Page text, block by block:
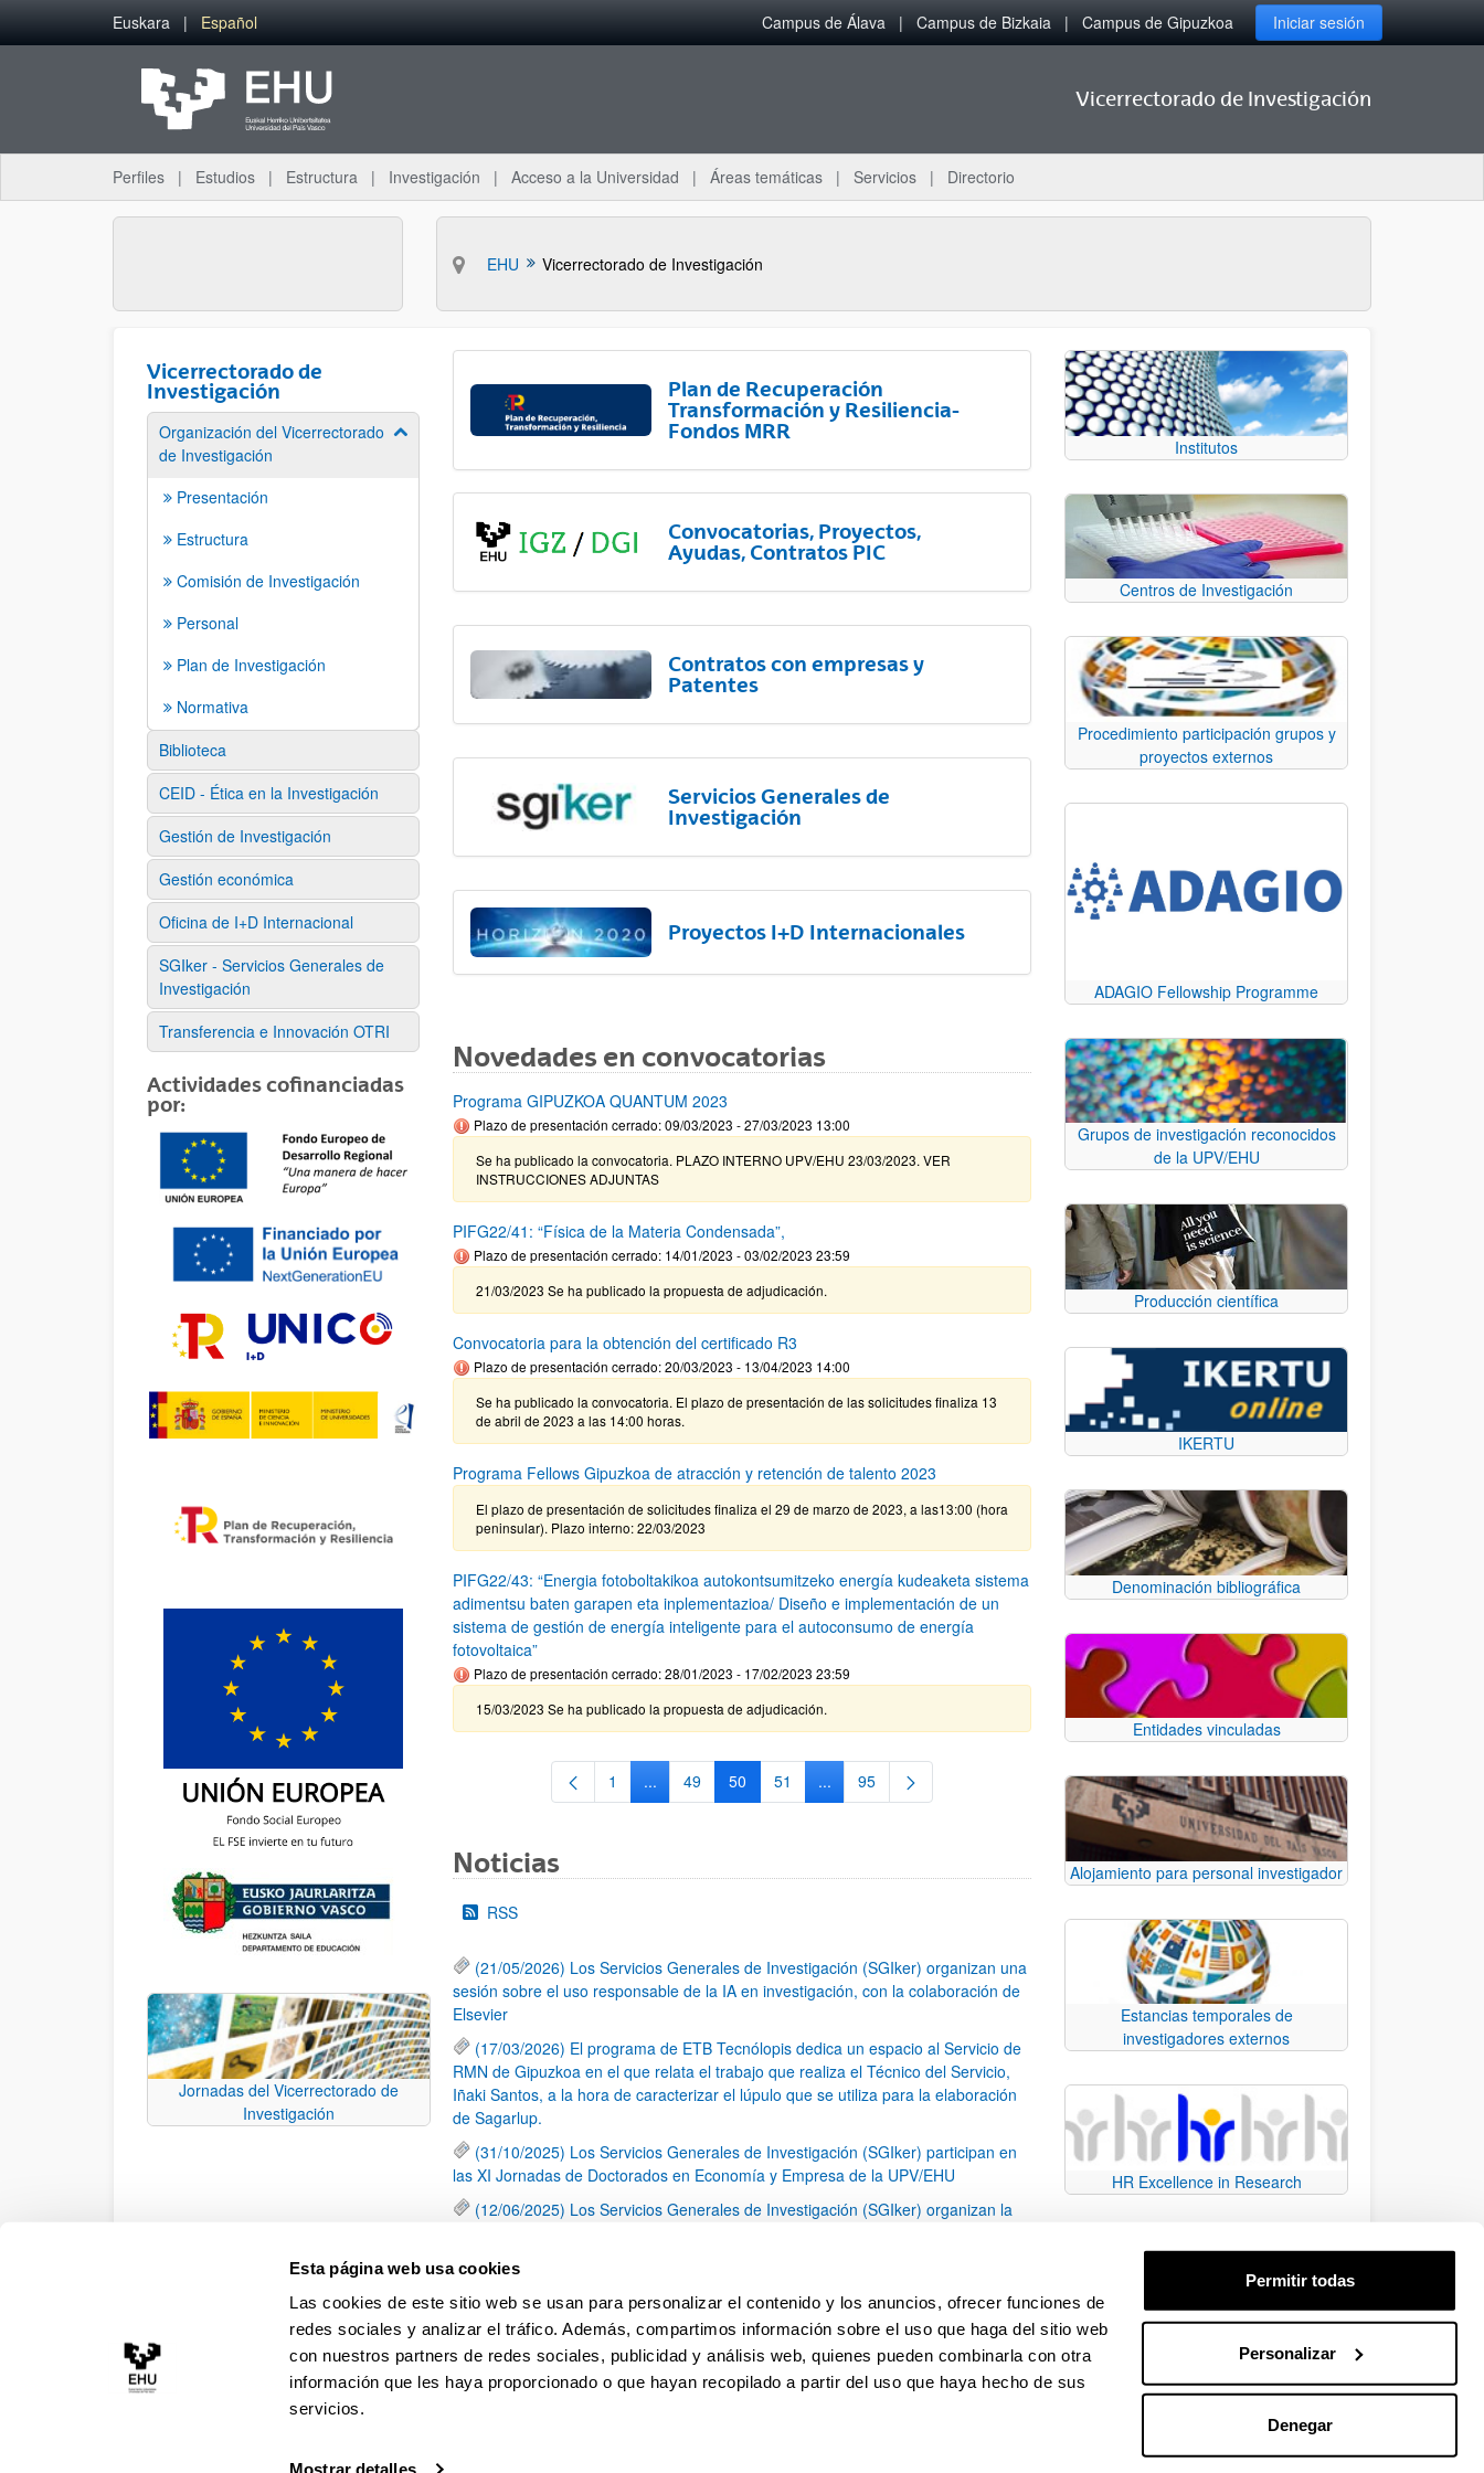
Esta página web usa cookies
Las cookies de este sitio web se usan para personalizar el contenido y los anuncios, ofrecer funciones de
redes sociales y analizar el tráfico. Además, compartimos información sobre el uso que haga del sitio web
con nuestros partners de redes sociales, publicidad y análisis web, quienes pueden combinarla con otra
información que les haya proporcionado o que hayan recopilado a partir del uso que haya hecho de sus
servicios.
Mostrar detalles
Permitir todas
Personalizar
Denegar
Saltar al contenido principal
Euskara Español Campus de Álava Campus de Bizkaia Campus de Gipuzkoa Iniciar sesión
Vicerrectorado de Investigación
Perfiles Estudios Estructura Investigación Acceso a la Universidad Áreas temáticas Servicios Directorio
EHU Vicerrectorado de Investigación
Vicerrectorado de
Investigación
Organización del Vicerrectorado
de Investigación
Mostrar/ocultar subpáginas
Presentación
Estructura
Comisión de Investigación
Personal
Plan de Investigación
Normativa
Biblioteca
CEID - Ética en la Investigación
Gestión de Investigación
Gestión económica
Oficina de I+D Internacional
SGIker - Servicios Generales de
Investigación
Transferencia e Innovación OTRI
Actividades cofinanciadas
por:
Jornadas del Vicerrectorado de
Investigación
Plan de Recuperación
Transformación y Resiliencia-
Fondos MRR
Convocatorias, Proyectos,
Ayudas, Contratos PIC
Contratos con empresas y
Patentes
Servicios Generales de
Investigación
Proyectos I+D Internacionales
Novedades en convocatorias
Programa GIPUZKOA QUANTUM 2023
Plazo de presentación cerrado: 09/03/2023 - 27/03/2023 13:00
Se ha publicado la convocatoria. PLAZO INTERNO UPV/EHU 23/03/2023. VER
INSTRUCCIONES ADJUNTAS
PIFG22/41: “Física de la Materia Condensada”,
Plazo de presentación cerrado: 14/01/2023 - 03/02/2023 23:59
21/03/2023 Se ha publicado la propuesta de adjudicación.
Convocatoria para la obtención del certificado R3
Plazo de presentación cerrado: 20/03/2023 - 13/04/2023 14:00
Se ha publicado la convocatoria. El plazo de presentación de las solicitudes finaliza 13
de abril de 2023 a las 14:00 horas.
Programa Fellows Gipuzkoa de atracción y retención de talento 2023
El plazo de presentación de solicitudes finaliza el 29 de marzo de 2023, a las13:00 (hora
peninsular). Plazo interno: 22/03/2023
PIFG22/43: “Energia fotoboltakikoa autokontsumitzeko energía kudeaketa sistema
adimentsu baten garapen eta inplementazioa/ Diseño e implementación de un
sistema de gestión de energía inteligente para el autoconsumo de energía
fotovoltaica”
Plazo de presentación cerrado: 28/01/2023 - 17/02/2023 23:59
15/03/2023 Se ha publicado la propuesta de adjudicación.
Página
1 ...Páginas intermedias Use TAB para desplazarse.
Página
49 Página
50 Página
51 ...Páginas intermedias Use TAB para desplazarse.
Página
95
Noticias
RSS
(21/05/2026) Los Servicios Generales de Investigación (SGIker) organizan una
sesión sobre el uso responsable de la IA en investigación, con la colaboración de
Elsevier
(17/03/2026) El programa de ETB Tecnólopis dedica un espacio al Servicio de
RMN de Gipuzkoa en el que relata el trabajo que realiza el Técnico del Servicio,
Iñaki Santos, a la hora de caracterizar el lúpulo que se utiliza para la elaboración
de Sagarlup.
(31/10/2025) Los Servicios Generales de Investigación (SGIker) participan en
las XI Jornadas de Doctorados en Economía y Empresa de la UPV/EHU
(12/06/2025) Los Servicios Generales de Investigación (SGIker) organizan la
una caracterización química de dos variedades de lúpulo silvestre
Página
1 Página
2 Página
3 ...
Páginas intermedias Use TAB para desplazarse.
Página
79
Institutos
Centros de Investigación
Procedimiento participación grupos y
proyectos externos
ADAGIO Fellowship Programme
Grupos de investigación reconocidos
de la UPV/EHU
Producción científica
IKERTU
Denominación bibliográfica
Entidades vinculadas
Alojamiento para personal investigador
Estancias temporales de
investigadores externos
HR Excellence in Research